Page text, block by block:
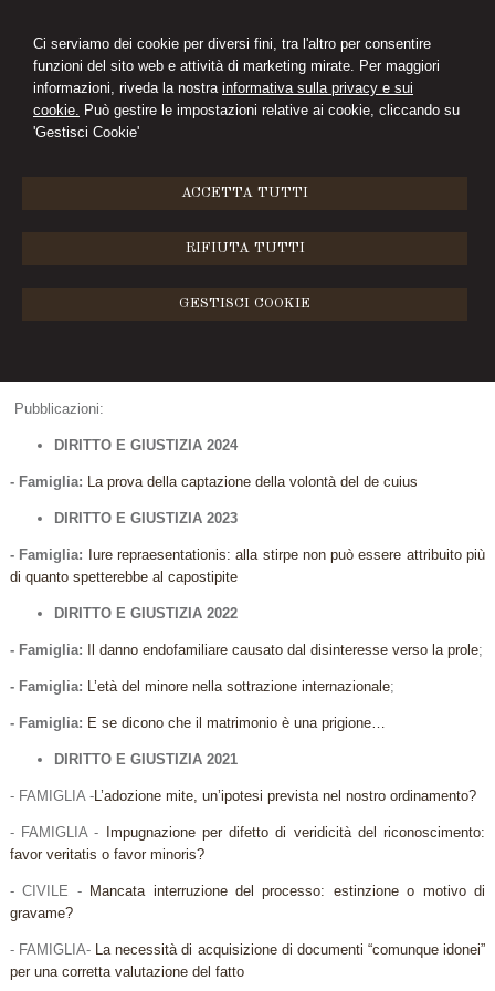
Ci serviamo dei cookie per diversi fini, tra l'altro per consentire
funzioni del sito web e attività di marketing mirate. Per maggiori
informazioni, riveda la nostra informativa sulla privacy e sui
cookie. Può gestire le impostazioni relative ai cookie, cliccando su
'Gestisci Cookie'
ACCETTA TUTTI
RIFIUTA TUTTI
GESTISCI COOKIE
PAOLA PALEARI
AVVOCATO
Pubblicazioni:
DIRITTO E GIUSTIZIA 2024
- Famiglia: La prova della captazione della volontà del de cuius
DIRITTO E GIUSTIZIA 2023
- Famiglia:
Iure repraesentationis: alla stirpe non può essere attribuito più
di quanto spetterebbe al capostipite
DIRITTO E GIUSTIZIA 2022
- Famiglia: Il danno endofamiliare causato dal disinteresse verso la prole;
- Famiglia: L’età del minore nella sottrazione internazionale;
- Famiglia: E se dicono che il matrimonio è una prigione…
DIRITTO E GIUSTIZIA 2021
- FAMIGLIA -L’adozione mite, un’ipotesi prevista nel nostro ordinamento?
- FAMIGLIA -
Impugnazione per difetto di veridicità del riconoscimento:
favor veritatis o favor minoris?
- CIVILE - Mancata interruzione del processo: estinzione o motivo di
gravame?
- FAMIGLIA- La necessità di acquisizione di documenti “comunque idonei”
per una corretta valutazione del fatto